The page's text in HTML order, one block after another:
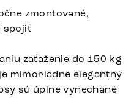
zmontované,
spojiť
zaťaženie do 150 kg
mimoriadne elegantný
sú úplne vynechané